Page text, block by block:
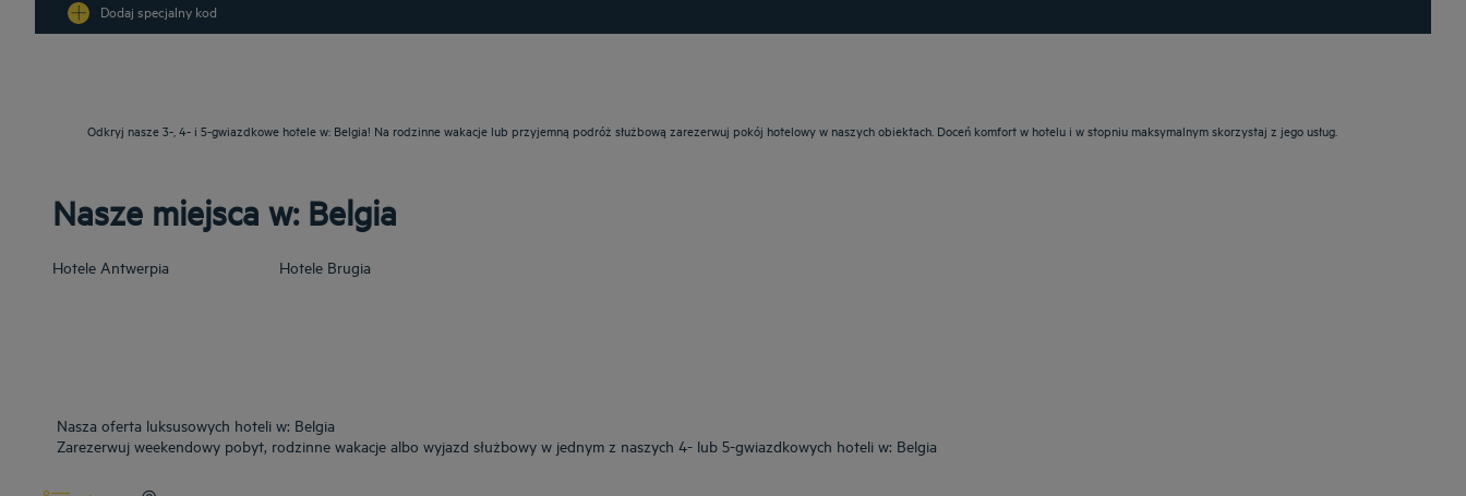
Dodaj specjalny kod
Odkryj nasze 3-, 4- i 5-gwiazdkowe hotele w: Belgia! Na rodzinne wakacje lub przyjemną podróż służbową zarezerwuj pokój hotelowy w naszych obiektach. Doceń komfort w hotelu i w stopniu maksymalnym skorzystaj z jego usług.
Nasze miejsca w: Belgia
Hotele Antwerpia Hotele Brugia
Nasza oferta luksusowych hoteli w: Belgia
Zarezerwuj weekendowy pobyt, rodzinne wakacje albo wyjazd służbowy w jednym z naszych 4- lub 5-gwiazdkowych hoteli w: Belgia